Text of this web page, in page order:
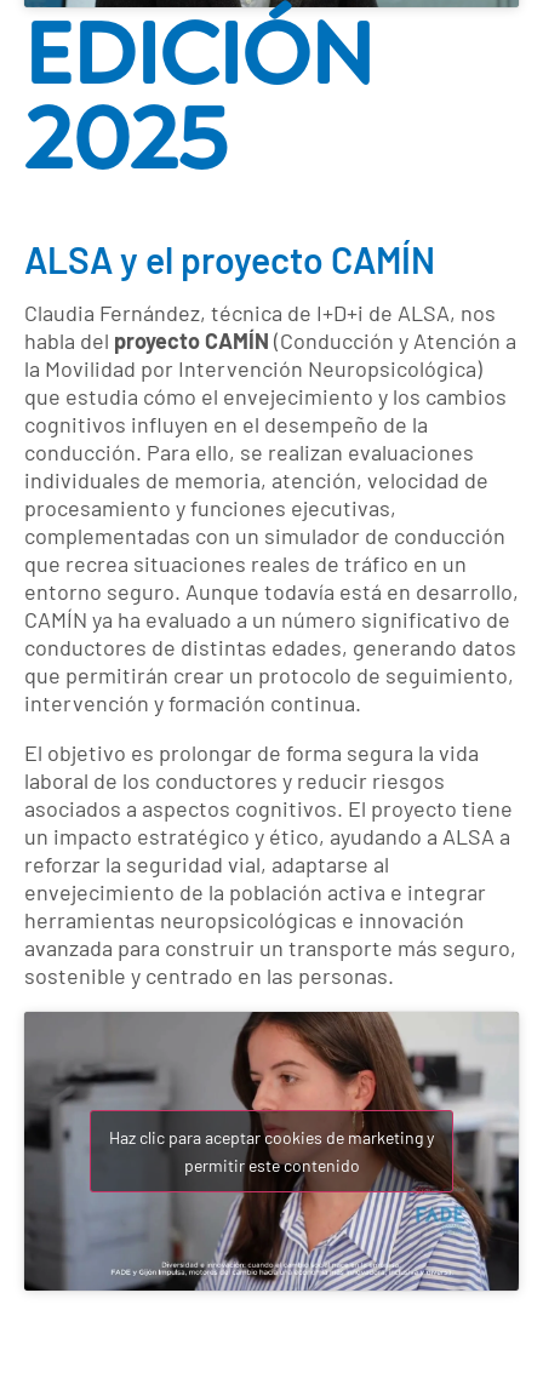
EDICIÓN
2025
ALSA y el proyecto CAMÍN
Claudia Fernández, técnica de I+D+i de ALSA, nos
habla del proyecto CAMÍN (Conducción y Atención a
la Movilidad por Intervención Neuropsicológica)
que estudia cómo el envejecimiento y los cambios
cognitivos influyen en el desempeño de la
conducción. Para ello, se realizan evaluaciones
individuales de memoria, atención, velocidad de
procesamiento y funciones ejecutivas,
complementadas con un simulador de conducción
que recrea situaciones reales de tráfico en un
entorno seguro. Aunque todavía está en desarrollo,
CAMÍN ya ha evaluado a un número significativo de
conductores de distintas edades, generando datos
que permitirán crear un protocolo de seguimiento,
intervención y formación continua.
El objetivo es prolongar de forma segura la vida
laboral de los conductores y reducir riesgos
asociados a aspectos cognitivos. El proyecto tiene
un impacto estratégico y ético, ayudando a ALSA a
reforzar la seguridad vial, adaptarse al
envejecimiento de la población activa e integrar
herramientas neuropsicológicas e innovación
avanzada para construir un transporte más seguro,
sostenible y centrado en las personas.
Haz clic para aceptar cookies de marketing y
permitir este contenido